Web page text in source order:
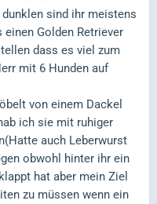
sind ihr meistens
einen Golden Retriever
dass es viel zum
mit 6 Hunden auf
von einem Dackel
ich sie mit ruhiger
auch Leberwurst
obwohl hinter ihr ein
hat aber mein Ziel
zu müssen wenn ein